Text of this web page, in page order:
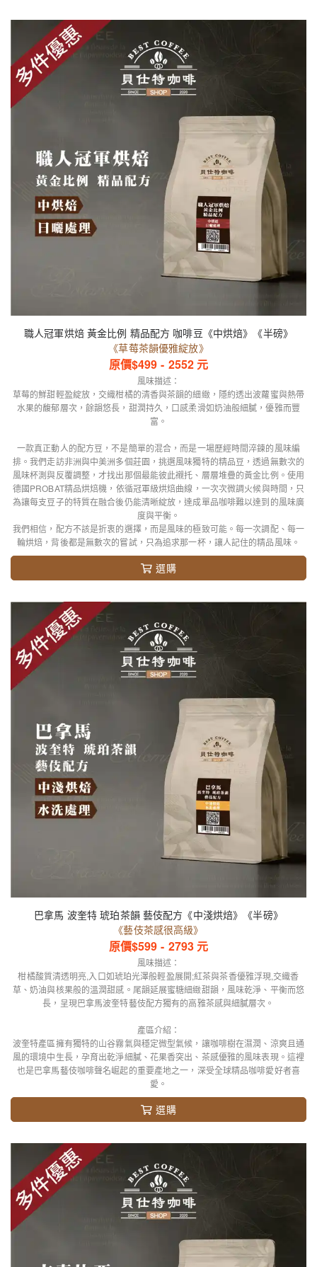
職人冠軍烘焙 黃金比例 精品配方 咖啡豆《中烘焙》《半磅》
《草莓茶韻優雅綻放》
原價$499 - 2552 元
風味描述：
草莓的鮮甜輕盈綻放，交織柑橘的清香與茶韻的細緻，隱約透出波蘿蜜與熱帶
水果的馥郁層次，餘韻悠長，甜潤持久，口感柔滑如奶油般細膩，優雅而豐
富。
一款真正動人的配方豆，不是簡單的混合，而是一場歷經時間淬鍊的風味編
排。我們走訪非洲與中美洲多個莊園，挑選風味獨特的精品豆，透過無數次的
風味杯測與反覆調整，才找出那個最能彼此襯托、層層堆疊的黃金比例。使用
德國PROBAT精品烘焙機，依循冠軍級烘焙曲線，一次次微調火候與時間，只
為讓每支豆子的特質在融合後仍能清晰綻放，達成單品咖啡難以達到的風味廣
度與平衡。
我們相信，配方不該是折衷的選擇，而是風味的極致可能。每一次調配、每一
輪烘焙，背後都是無數次的嘗試，只為追求那一杯，讓人記住的精品風味。
選購
巴拿馬 波奎特 琥珀茶韻 藝伎配方《中淺烘焙》《半磅》
《藝伎茶感很高級》
原價$599 - 2793 元
風味描述：
柑橘酸質清透明亮,入口如琥珀光澤般輕盈展開;紅茶與茶香優雅浮現,交織香
草、奶油與核果般的溫潤甜感。尾韻延展蜜糖細緻甜韻，風味乾淨、平衡而悠
長，呈現巴拿馬波奎特藝伎配方獨有的高雅茶感與細膩層次。
產區介紹：
波奎特產區擁有獨特的山谷霧氣與穩定微型氣候，讓咖啡樹在濕潤、涼爽且通
風的環境中生長，孕育出乾淨細膩、花果香突出、茶感優雅的風味表現。這裡
也是巴拿馬藝伎咖啡聲名崛起的重要產地之一，深受全球精品咖啡愛好者喜
愛。
選購